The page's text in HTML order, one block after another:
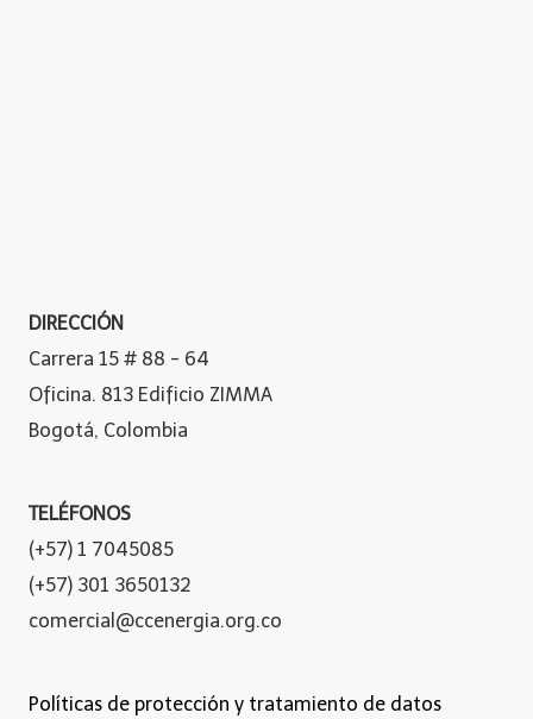
DIRECCIÓN
Carrera 15 # 88 - 64
Oficina. 813 Edificio ZIMMA
Bogotá, Colombia
TELÉFONOS
(+57) 1 7045085
(+57) 301 3650132
comercial@ccenergia.org.co
Políticas de protección y tratamiento de datos